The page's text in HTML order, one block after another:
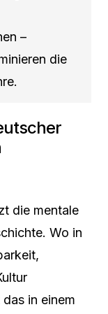
–
die
die mentale
Wo in
in einem